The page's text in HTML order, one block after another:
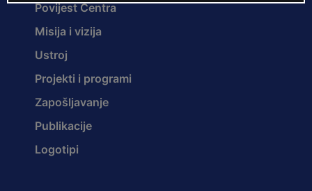
Povijest Centra
Misija i vizija
Ustroj
Projekti i programi
Zapošljavanje
Publikacije
Logotipi